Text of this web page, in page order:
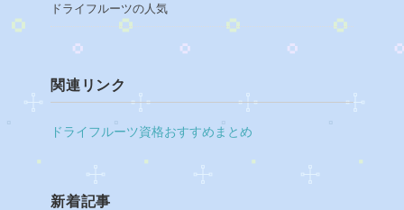
ドライフルーツの人気
関連リンク
ドライフルーツ資格おすすめまとめ
新着記事